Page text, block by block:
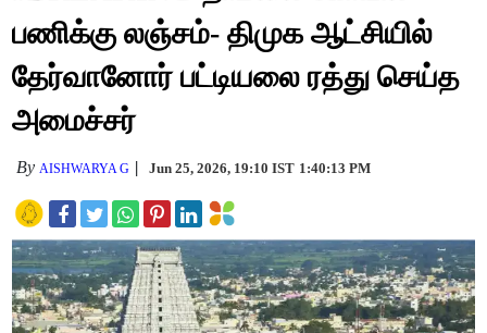
பணிக்கு லஞ்சம்- திமுக ஆட்சியில்
தேர்வானோர் பட்டியலை ரத்து செய்த
அமைச்சர்
By AISHWARYA G Jun 25, 2026, 19:10 IST 1:40:13 PM